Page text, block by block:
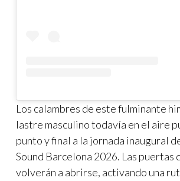
Los calambres de este fulminante
lastre masculino todavía en el aire
punto y final a la jornada inaugural
Sound Barcelona 2026. Las puertas
volverán a abrirse, activando una